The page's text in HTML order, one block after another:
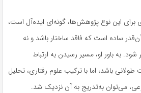
برای این نوع پژوهش‌ها، گونه‌ای ایده‌آل است،
ساده است که فاقد ساختار باشد و نه
به باور او، مسیر رسیدن به ارتباط
باشد، اما با ترکیب علوم رفتاری، تحلیل
می‌توان به‌تدریج به آن نزدیک شد.